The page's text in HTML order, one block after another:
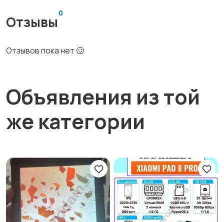
Отзывы
0
Отзывов пока нет 🥴
Объявления из той
же категории